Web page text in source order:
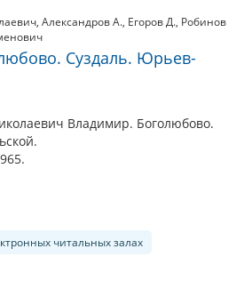
, Александров А., Егоров Д., Робинов
Суздаль. Юрьев-
Владимир. Боголюбово.
читальных залах